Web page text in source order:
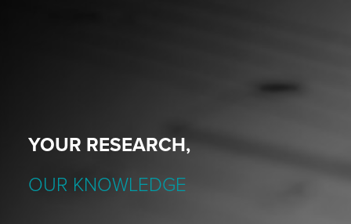
YOUR RESEARCH,
OUR KNOWLEDGE